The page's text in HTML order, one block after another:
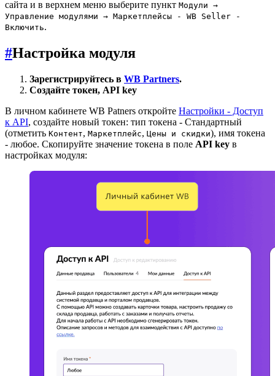
сайта и в верхнем меню выберите пункт Модули →
Управление модулями → Маркетплейсы - WB Seller -
Включить.
#Настройка модуля
Зарегистрируйтесь в WB Partners.
Создайте токен, API key
В личном кабинете WB Patners откройте Настройки - Доступ
к API, создайте новый токен: тип токена - Стандартный
(отметить Контент, Маркетплейс, Цены и скидки), имя токена
- любое. Скопируйте значение токена в поле API key в
настройках модуля: